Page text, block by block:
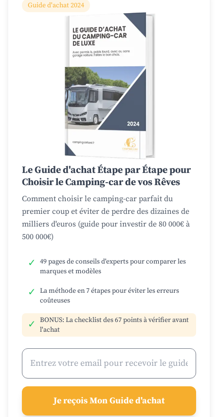
Guide d'achat 2024
Le Guide d'achat Étape par Étape pour
Choisir le Camping-car de vos Rêves
Comment choisir le camping-car parfait du
premier coup et éviter de perdre des dizaines de
milliers d'euros (guide pour investir de 80 000€ à
500 000€)
✓
49 pages de conseils d'experts pour comparer les
marques et modèles
✓
La méthode en 7 étapes pour éviter les erreurs
coûteuses
✓
BONUS: La checklist des 67 points à vérifier avant
l'achat
Je reçois Mon Guide d'achat